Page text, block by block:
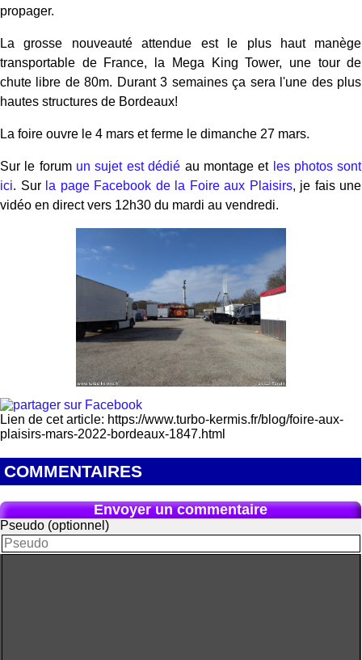
propager.
La grosse nouveauté attendue est le plus haut manège
transportable de France, la Mega King Tower, une tour de
chute libre de 80m. Durant 3 semaines ça sera l'une des plus
hautes structures de Bordeaux!
La foire ouvre le 4 mars et ferme le dimanche 27 mars.
Sur le forum un sujet est dédié au montage et les photos sont
ici. Sur la page Facebook de la Foire aux Plaisirs, je fais une
vidéo en direct vers 12h30 du mardi au vendredi.
Lien de cet article: https://www.turbo-kermis.fr/blog/foire-aux-
plaisirs-mars-2022-bordeaux-1847.html
COMMENTAIRES
Envoyer un commentaire
Pseudo (optionnel)